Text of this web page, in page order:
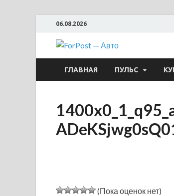
06.08.2026
ГЛАВНАЯ ПУЛЬС
(Пока оценок нет)